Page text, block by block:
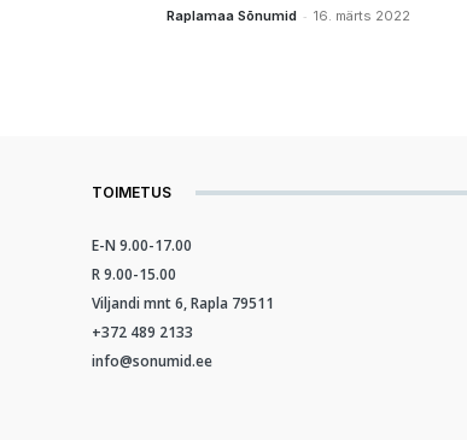
Raplamaa Sõnumid - 16. märts 2022
TOIMETUS
E-N 9.00-17.00
R 9.00-15.00
Viljandi mnt 6, Rapla 79511
+372 489 2133
info@sonumid.ee